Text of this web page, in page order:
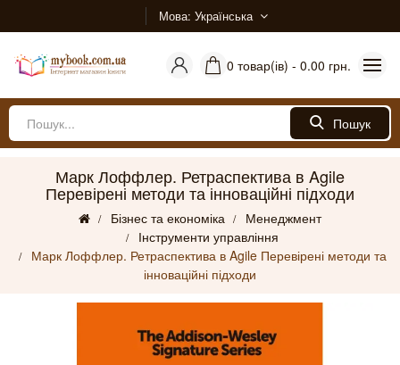
Мова Українська
0 товар(ів) - 0.00 грн.
Пошук
Марк Лоффлер. Ретраспектива в Agile
Перевірені методи та інноваційні підходи
Бізнес та економіка
Менеджмент
Інструменти управління
Марк Лоффлер. Ретраспектива в Agile Перевірені методи та
інноваційні підходи